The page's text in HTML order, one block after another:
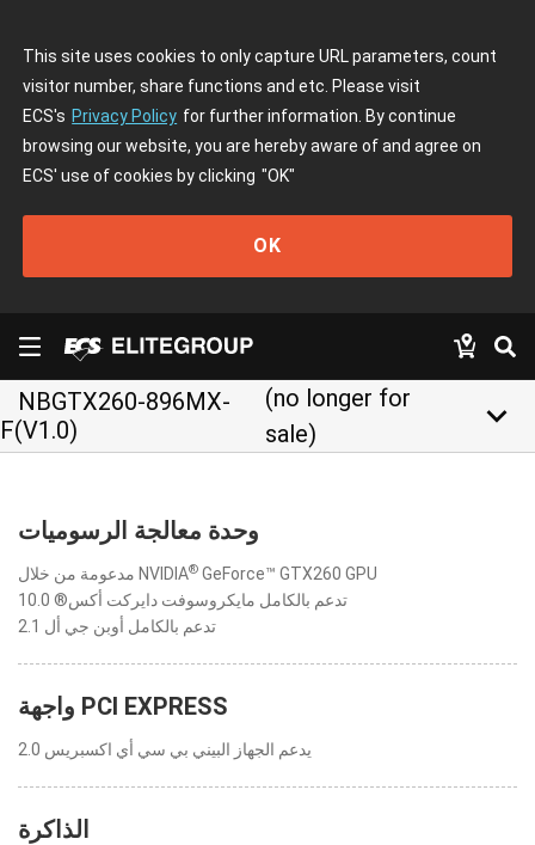
This site uses cookies to only capture URL parameters, count
visitor number, share functions and etc. Please visit
ECS's Privacy Policy for further information. By continue
browsing our website, you are hereby aware of and agree on
ECS' use of cookies by clicking "OK"
OK
NBGTX260-896MX-
F(V1.0)
(no longer for
sale)
keyboard_arrow_down
وحدة معالجة الرسوميات
مدعومة من خلال NVIDIA® GeForce™ GTX260 GPU
تدعم بالكامل مايكروسوفت دايركت أكس® 10.0
تدعم بالكامل أوبن جي أل 2.1
واجهة PCI EXPRESS
يدعم الجهاز البيني بي سي أي اكسبريس 2.0
الذاكرة